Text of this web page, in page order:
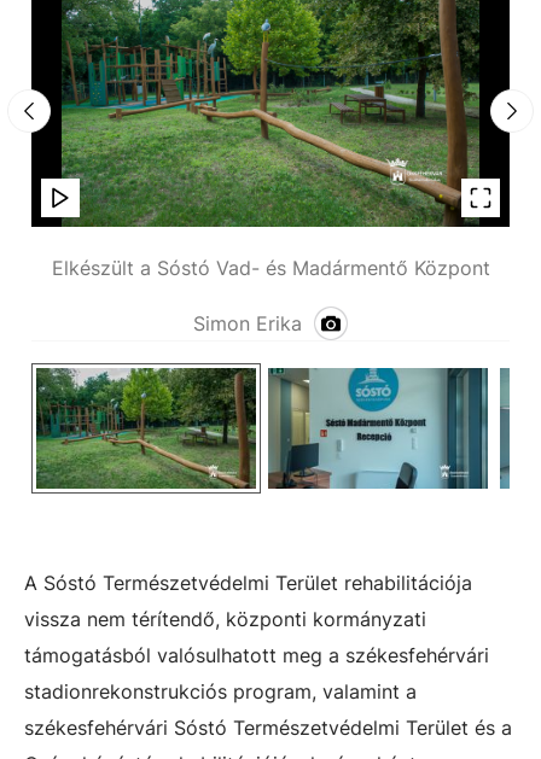
Elkészült a Sóstó Vad- és Madármentő Központ
Simon Erika
A Sóstó Természetvédelmi Terület rehabilitációja
vissza nem térítendő, központi kormányzati
támogatásból valósulhatott meg a székesfehérvári
stadionrekonstrukciós program, valamint a
székesfehérvári Sóstó Természetvédelmi Terület és a